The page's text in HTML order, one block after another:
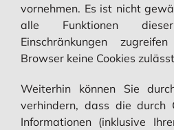
vornehmen. Es ist nicht
alle Funktionen
Einschränkungen
Browser keine Cookies
Weiterhin können Sie
verhindern, dass die durch
Informationen (inklusive